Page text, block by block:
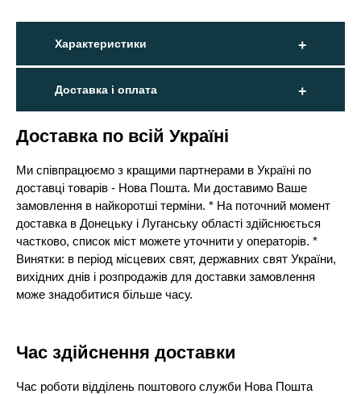
Характеристики
Доставка і оплата
Доставка по всій Україні
Ми співпрацюємо з кращими партнерами в Україні по
доставці товарів - Нова Пошта. Ми доставимо Ваше
замовлення в найкоротші терміни. * На поточний момент
доставка в Донецьку і Луганську області здійснюється
частково, список міст можете уточнити у операторів. *
Винятки: в період місцевих свят, державних свят України,
вихідних днів і розпродажів для доставки замовлення
може знадобитися більше часу.
Час здійснення доставки
Час роботи відділень поштового служби Нова Пошта